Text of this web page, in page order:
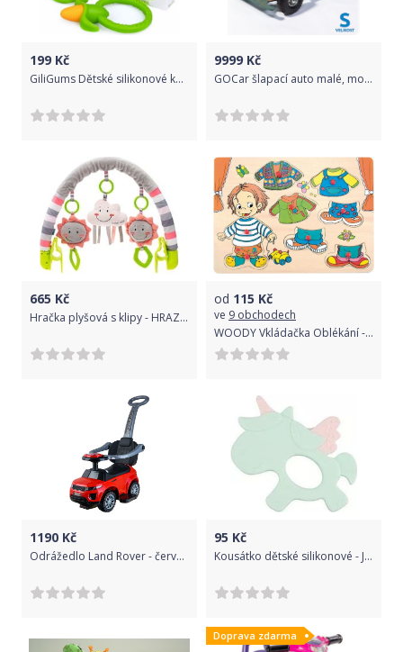
199 Kč
GiliGums Dětské silikonové kousátko Corn Teether, 3m+, zelená, 1 ks
9999 Kč
GOCar šlapací auto malé, modré
665 Kč
Hračka plyšová s klipy - HRAZDIČKA obláček proužky - BabyMix
od 115 Kč
ve 9 obchodech
WOODY Vkládačka Oblékání - chlapeček Sebastian
1190 Kč
Odrážedlo Land Rover - červené
95 Kč
Kousátko dětské silikonové - JEDNOROŽEC mátové - Canpol
Doprava zdarma